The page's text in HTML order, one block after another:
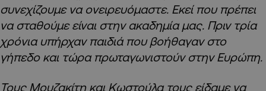
συνεχίζουμε να ονειρευόμαστε. Εκεί που πρέπει
να σταθούμε είναι στην ακαδημία μας. Πριν τρία
χρόνια υπήρχαν παιδιά που βοήθαγαν στο
γήπεδο και τώρα πρωταγωνιστούν στην Ευρώπη.
Τους Μουζακίτη και Κωστούλα τους είδαμε να